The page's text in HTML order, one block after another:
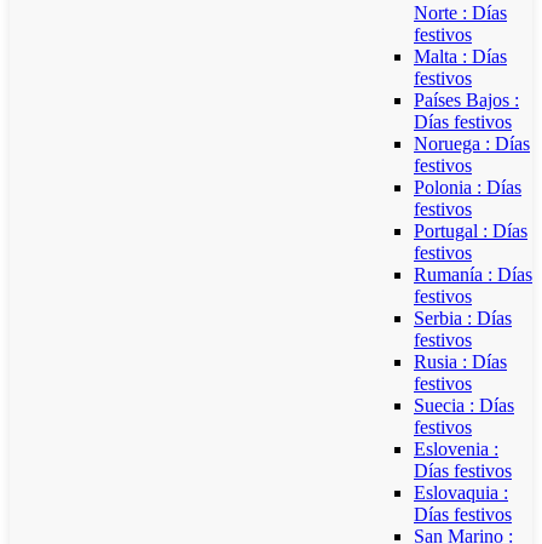
Norte : Días
festivos
Malta : Días
festivos
Países Bajos :
Días festivos
Noruega : Días
festivos
Polonia : Días
festivos
Portugal : Días
festivos
Rumanía : Días
festivos
Serbia : Días
festivos
Rusia : Días
festivos
Suecia : Días
festivos
Eslovenia :
Días festivos
Eslovaquia :
Días festivos
San Marino :